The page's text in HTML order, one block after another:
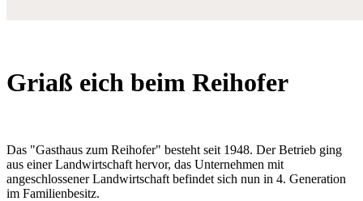
Griaß eich beim Reihofer
Das "Gasthaus zum Reihofer" besteht seit 1948. Der Betrieb ging
aus einer Landwirtschaft hervor, das Unternehmen mit
angeschlossener Landwirtschaft befindet sich nun in 4. Generation
im Familienbesitz.